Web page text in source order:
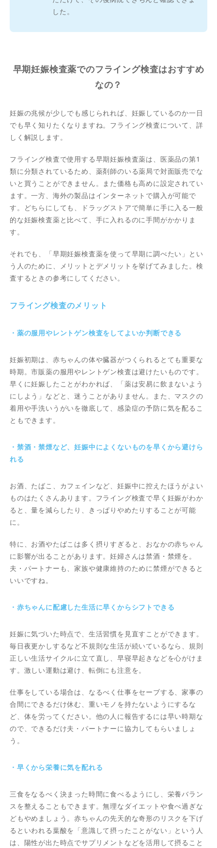
した。
早期妊娠検査薬でのフライング検査はおすすめ
なの？
妊娠の兆候が少しでも感じられれば、妊娠しているのか一日
でも早く知りたくなりますね。フライング検査について、詳
しく解説します。
フライング検査で使用する早期妊娠検査薬は、医薬品の第1
類に分類されているため、薬剤師のいる薬局で対面販売でな
いと買うことができません。また価格も高めに設定されてい
ます。一方、海外の製品はインターネットで購入が可能で
す。どちらにしても、ドラッグストアで簡単に手に入る一般
的な妊娠検査薬と比べて、手に入れるのに手間がかかりま
す。
それでも、「早期妊娠検査薬を使って早期に調べたい」とい
う人のために、メリットとデメリットを挙げてみました。検
査するときの参考にしてください。
フライング検査のメリット
・薬の服用やレントゲン検査をしてよいか判断できる
妊娠初期は、赤ちゃんの体や臓器がつくられるとても重要な
時期。市販薬の服用やレントゲン検査は避けたいものです。
早くに妊娠したことがわかれば、「薬は安易に飲まないよう
にしよう」などと、迷うことがありません。また、マスクの
着用や手洗いうがいを徹底して、感染症の予防に気を配るこ
ともできます。
・禁酒・禁煙など、妊娠中によくないものを早くから避けら
れる
お酒、たばこ、カフェインなど、妊娠中に控えたほうがよい
ものはたくさんあります。フライング検査で早く妊娠がわか
ると、量を減らしたり、きっぱりやめたりすることが可能
に。
特に、お酒やたばこは多く摂りすぎると、おなかの赤ちゃん
に影響が出ることがあります。妊婦さんは禁酒・禁煙を。
夫・パートナーも、家族や健康維持のために禁煙ができると
いいですね。
・赤ちゃんに配慮した生活に早くからシフトできる
妊娠に気づいた時点で、生活習慣を見直すことができます。
毎日夜更かしするなど不規則な生活が続いているなら、規則
正しい生活サイクルに立て直し、早寝早起きなどを心がけま
す。激しい運動は避け、転倒にも注意を。
仕事をしている場合は、なるべく仕事をセーブする、家事の
合間にできるだけ休む、重いモノを持たないようにするな
ど、体を労ってください。他の人に報告するには早い時期な
ので、できるだけ夫・パートナーに協力してもらいましょ
う。
・早くから栄養に気を配れる
三食をなるべく決まった時間に食べるようにし、栄養バラン
スを整えることもできます。無理なダイエットや食べ過ぎな
どもやめましょう。赤ちゃんの先天的な奇形のリスクを下げ
るといわれる葉酸を「意識して摂ったことがない」という人
は、陽性が出た時点でサプリメントなどを活用して摂ること